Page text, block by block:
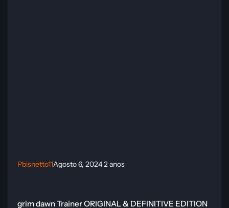
Pbisnetto11Agosto 6, 20242 anos
grim dawn Trainer ORIGINAL & DEFINITIVE EDITION